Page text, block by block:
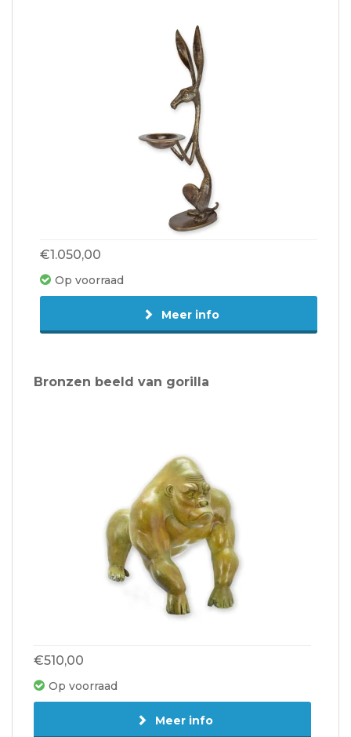
€1.050,00
Op voorraad
Meer info
Bronzen beeld van gorilla
€510,00
Op voorraad
Meer info